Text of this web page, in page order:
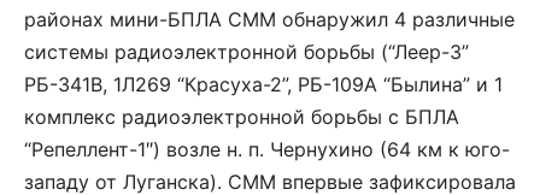
районах мини-БПЛА СММ обнаружил 4 различные
системы радиоэлектронной борьбы (“Леер-3”
РБ-341В, 1Л269 “Красуха-2”, РБ-109A “Былина” и 1
комплекс радиоэлектронной борьбы с БПЛА
“Репеллент-1″) возле н. п. Чернухино (64 км к юго-
западу от Луганска). СММ впервые зафиксировала